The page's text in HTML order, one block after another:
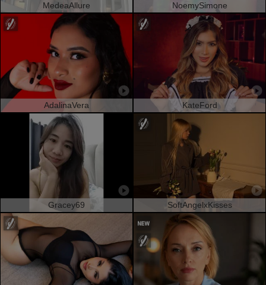
MedeaAllure NoemySimone
AdalinaVera KateFord
Gracey69 SoftAngelxKisses